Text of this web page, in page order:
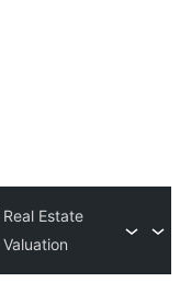
Real Estate
Valuation